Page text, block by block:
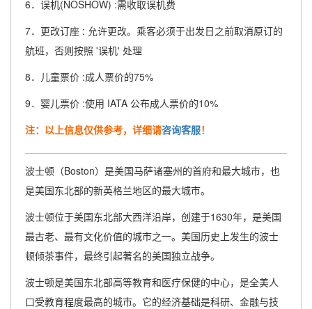
6．误机(NOSHOW) :需收取误机费
7．更改订座 : 允许更改。乘客必须于出发日之前取消原订的
航班，否则按照 '误机' 处理
8．儿童票价 :成人票价的75%
9．婴儿票价 :使用 IATA 公布成人票价的10%
注：以上信息仅供参考，详细请咨询客服！
波士顿（Boston）是美国马萨诸塞州的首府和最大城市，也
是美国东北部的新英格兰地区的最大城市。
波士顿位于美国东北部大西洋沿岸，创建于1630年，是美国
最古老、最有文化价值的城市之一。美国历史上发生的波士
顿倾茶事件，最终引起著名的美国独立战争。
波士顿是美国东北部高等教育和医疗保健的中心，是全美人
口受教育程度最高的城市。它的经济基础是科研、金融与技